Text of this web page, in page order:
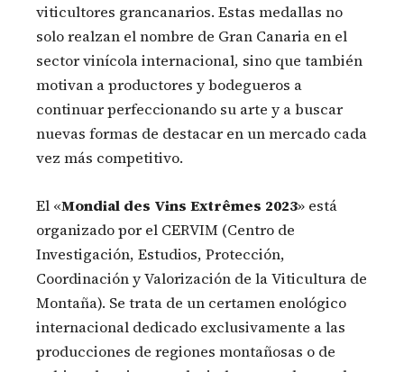
viticultores grancanarios. Estas medallas no
solo realzan el nombre de Gran Canaria en el
sector vinícola internacional, sino que también
motivan a productores y bodegueros a
continuar perfeccionando su arte y a buscar
nuevas formas de destacar en un mercado cada
vez más competitivo.
El «Mondial des Vins Extrêmes 2023» está
organizado por el CERVIM (Centro de
Investigación, Estudios, Protección,
Coordinación y Valorización de la Viticultura de
Montaña). Se trata de un certamen enológico
internacional dedicado exclusivamente a las
producciones de regiones montañosas o de